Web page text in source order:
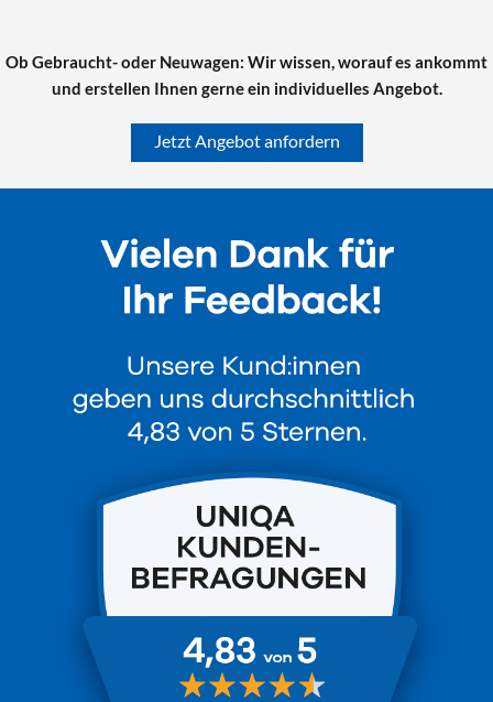
Ob Gebraucht- oder Neuwagen: Wir wissen, worauf es ankommt
und erstellen Ihnen gerne ein individuelles Angebot.
Jetzt Angebot anfordern